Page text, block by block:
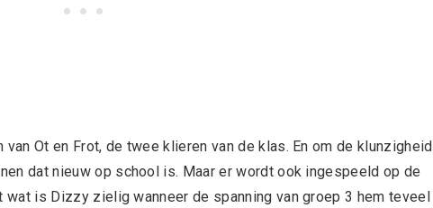
Ot en Frot, de twee klieren van de klas. En om de klunzigheid
dat nieuw op school is. Maar er wordt ook ingespeeld op de
wat is Dizzy zielig wanneer de spanning van groep 3 hem teveel